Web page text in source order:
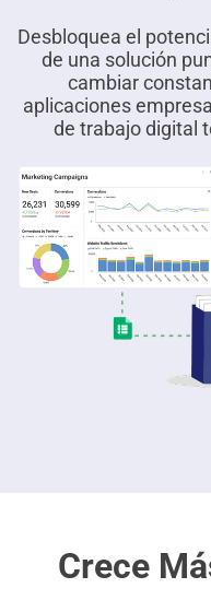
Desbloquea el
de una solución
cambiar
aplicaciones
de trabajo digital
Crece